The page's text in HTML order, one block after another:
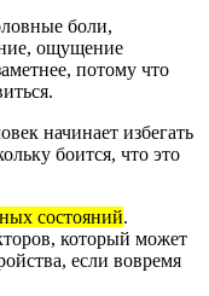
боли,
ощущение
потому что
начинает избегать
боится, что это
состояний.
который может
если вовремя